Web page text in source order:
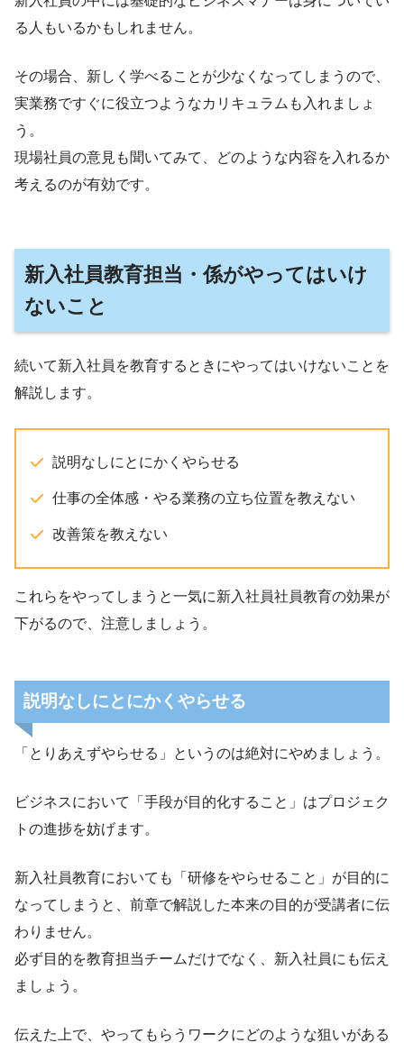
る人もいるかもしれません。
その場合、新しく学べることが少なくなってしまうので、
実業務ですぐに役立つようなカリキュラムも入れましょ
う。
現場社員の意見も聞いてみて、どのような内容を入れるか
考えるのが有効です。
新入社員教育担当・係がやってはいけ
ないこと
続いて新入社員を教育するときにやってはいけないことを
解説します。
説明なしにとにかくやらせる
仕事の全体感・やる業務の立ち位置を教えない
改善策を教えない
これらをやってしまうと一気に新入社員社員教育の効果が
下がるので、注意しましょう。
説明なしにとにかくやらせる
「とりあえずやらせる」というのは絶対にやめましょう。
ビジネスにおいて「手段が目的化すること」はプロジェク
トの進捗を妨げます。
新入社員教育においても「研修をやらせること」が目的に
なってしまうと、前章で解説した本来の目的が受講者に伝
わりません。
必ず目的を教育担当チームだけでなく、新入社員にも伝え
ましょう。
伝えた上で、やってもらうワークにどのような狙いがある